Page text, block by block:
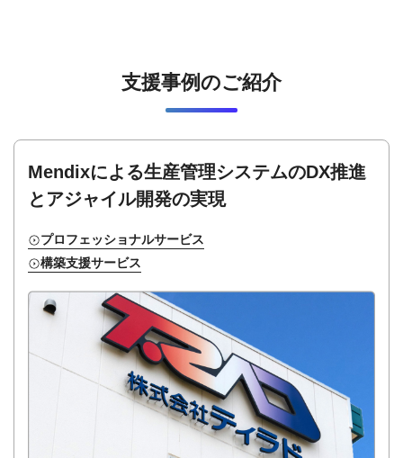
支援事例のご紹介
Mendixによる生産管理システムのDX推進
とアジャイル開発の実現
プロフェッショナルサービス
構築支援サービス